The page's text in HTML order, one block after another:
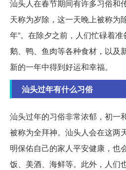
汕头人在春节期间有许多习俗和
天称为岁除，这一天晚上被称为
年”。在除夕之前，人们忙碌着准
鹅、鸭、鱼肉等各种食材，以及
新的一年中得到好运和幸福。
汕头过年有什么习俗
汕头过年的习俗非常浓郁，初一
被称为全拜神。汕头人会在这两
明保佑自己的家人平安健康，也
饭、美酒、海鲜等。此外，人们